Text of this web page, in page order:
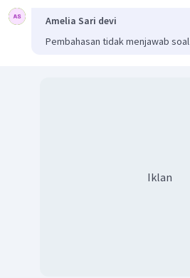
Amelia Sari devi
Pembahasan tidak menjawab soal
Iklan